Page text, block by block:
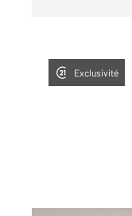
Exclusivité